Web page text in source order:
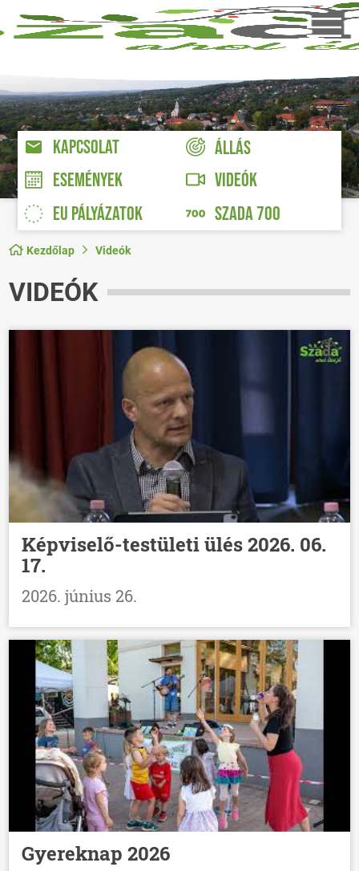
KAPCSOLAT
ÁLLÁS
ESEMÉNYEK
VIDEÓK
EU PÁLYÁZATOK
SZADA 700
Kezdőlap Videók
VIDEÓK
Képviselő-testületi ülés 2026. 06.
17.
2026. június 26.
Gyereknap 2026